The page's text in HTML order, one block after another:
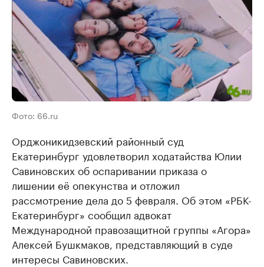
Фото: 66.ru
Орджоникидзевский районный суд
Екатеринбург удовлетворил ходатайства Юлии
Савиновских об оспаривании приказа о
лишении её опекунства и отложил
рассмотрение дела до 5 февраля. Об этом «РБК-
Екатеринбург» сообщил адвокат
Международной правозащитной группы «Агора»
Алексей Бушкмаков, представляющий в суде
интересы Савиновских.